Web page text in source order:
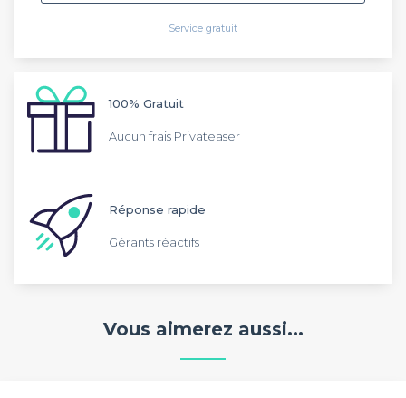
Service gratuit
100% Gratuit
Aucun frais Privateaser
Réponse rapide
Gérants réactifs
Vous aimerez aussi...